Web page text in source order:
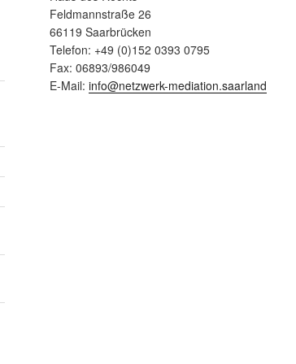
Feldmannstraße 26
66119 Saarbrücken
Telefon: +49 (0)152 0393 0795
Fax: 06893/986049
E-Mail: info@netzwerk-mediation.saarland